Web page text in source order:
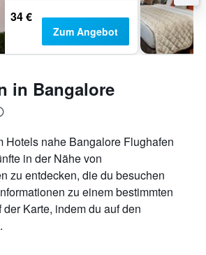
34 €
Zum Angebot
in Bangalore
Hotels nahe Bangalore Flughafen
in der Nähe von
zu entdecken, die du besuchen
zu einem bestimmten
Karte, indem du auf den